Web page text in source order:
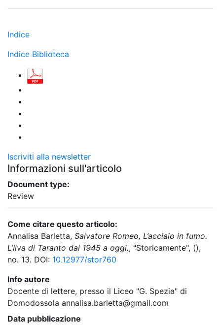
Indice
Indice Biblioteca
Iscriviti alla newsletter
Informazioni sull'articolo
Document type:
Review
Come citare questo articolo:
Annalisa Barletta, Salvatore Romeo, L’acciaio in fumo.
L’Ilva di Taranto dal 1945 a oggi., "Storicamente", (),
no. 13. DOI: 10.12977/stor760
Info autore
Docente di lettere, presso il Liceo "G. Spezia" di
Domodossola annalisa.barletta@gmail.com
Data pubblicazione